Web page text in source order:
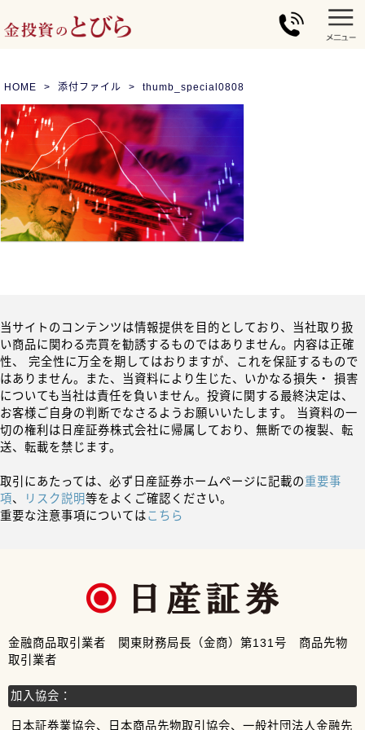
HOME 添付ファイル thumb_special0808
当サイトのコンテンツは情報提供を目的としており、当社取り扱
い商品に関わる売買を勧誘するものではありません。内容は正確
性、 完全性に万全を期してはおりますが、これを保証するもので
はありません。また、当資料により生じた、いかなる損失・ 損害
についても当社は責任を負いません。投資に関する最終決定は、
お客様ご自身の判断でなさるようお願いいたします。 当資料の一
切の権利は日産証券株式会社に帰属しており、無断での複製、転
送、転載を禁じます。
取引にあたっては、必ず日産証券ホームページに記載の重要事
項、 リスク説明等をよくご確認ください。
重要な注意事項についてはこちら
金融商品取引業者 関東財務局長（金商）第131号 商品先物
取引業者
加入協会：
日本証券業協会、日本商品先物取引協会、一般社団法人金融先